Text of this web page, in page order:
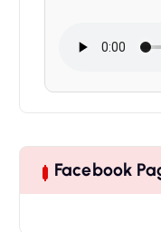
Facebook